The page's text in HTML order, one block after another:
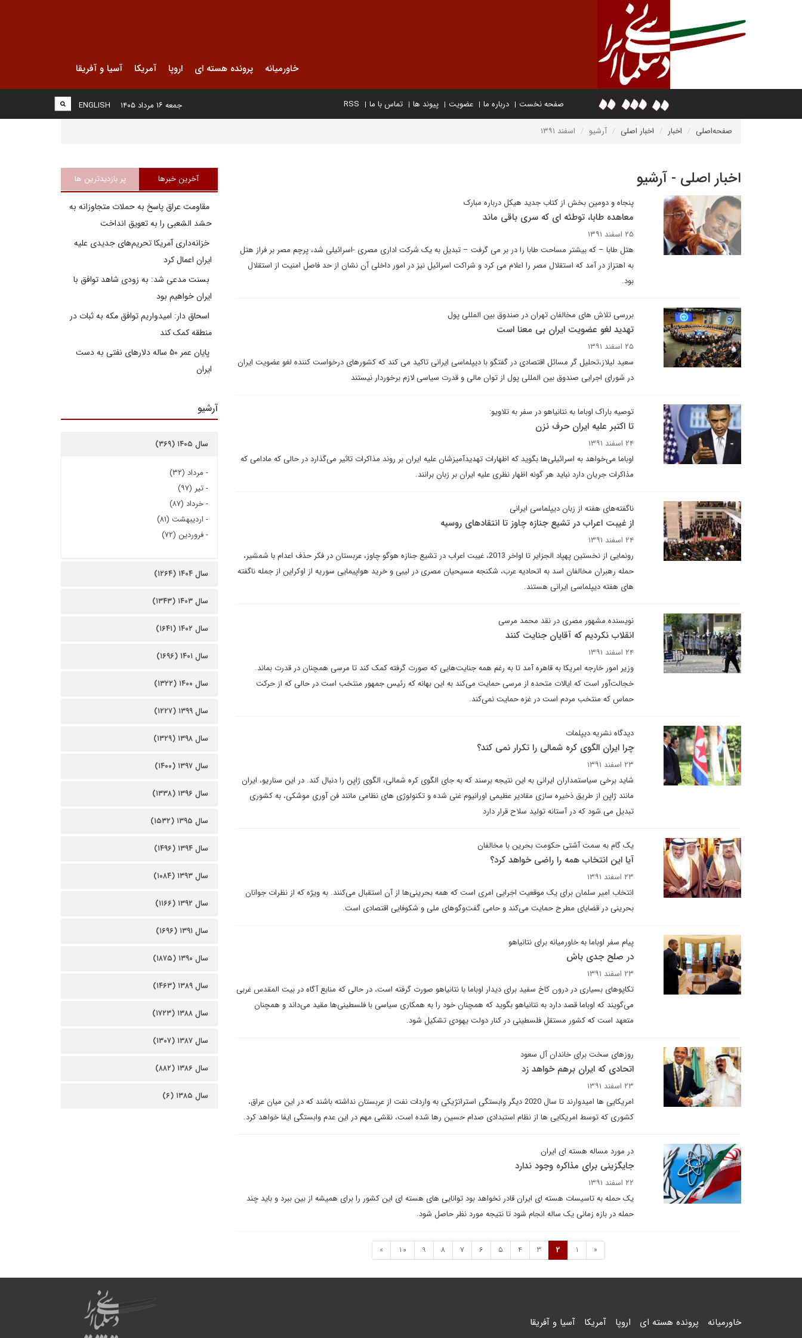
خاورمیانه پرونده هسته ای اروپا آمریکا آسیا و آفریقا
صفحه نخست درباره ما عضویت پیوند ها تماس با ما RSS
ENGLISH جمعه ۱۶ مرداد ۱۴۰۵
صفحه‌اصلی اخبار اخبار اصلی آرشیو اسفند ۱۳۹۱
اخبار اصلی - آرشیو
پنجاه و دومین بخش از کتاب جدید هیکل درباره مبارک
معاهده طابا، توطئه ای که سری باقی ماند
۲۵ اسفند ۱۳۹۱
هتل طابا – که بیشتر مساحت طابا را در بر می گرفت – تبدیل به یک شرکت اداری مصری -اسرائیلی شد، پرچم مصر بر فراز هتل
به اهتزاز در آمد که استقلال مصر را اعلام می کرد و شراکت اسرائیل نیز در امور داخلی آن نشان از حد فاصل امنیت از استقلال
بود.
بررسی تلاش های مخالفان تهران در صندوق بین المللی پول
تهدید لغو عضویت ایران بی معنا است
۲۵ اسفند ۱۳۹۱
سعید لیلاز،‌تحلیل گر مسائل اقتصادی در گفتگو با دیپلماسی ایرانی تاکید می کند که کشورهای درخواست کننده لغو عضویت ایران
در شورای اجرایی صندوق بین المللی پول از توان مالی و قدرت سیاسی لازم برخوردار نیستند
توصیه باراک اوباما به نتانیاهو در سفر به تلاویو:
تا اکتبر علیه ایران حرف نزن
۲۴ اسفند ۱۳۹۱
اوباما می‌خواهد به اسرائیلی‌ها بگوید که اظهارات تهدیدآمیزشان علیه ایران بر روند مذاکرات تاثیر می‌گذارد در حالی که مادامی که
مذاکرات جریان دارد نباید هر گونه اظهار نظری علیه ایران بر زبان برانند.
ناگفته‌های هفته از زبان دیپلماسی ایرانی
از غیبت اعراب در تشیع جنازه چاوز تا انتقادهای روسیه
۲۴ اسفند ۱۳۹۱
رونمایی از نخستین پهپاد الجزایر تا اواخر 2013، غیبت اعراب در تشیع جنازه هوگو چاوز، عربستان در فکر حذف اعدام با شمشیر،
حمله رهبران مخالفان اسد به اتحادیه عرب، شکنجه مسیحیان مصری در لیبی و خرید هواپیمایی سوریه از اوکراین از جمله ناگفته
های هفته دیپلماسی ایرانی هستند.
نویسنده مشهور مصری در نقد محمد مرسی
انقلاب نکردیم که آقایان جنایت کنند
۲۴ اسفند ۱۳۹۱
وزیر امور خارجه امریکا به قاهره آمد تا به رغم همه جنایت‌هایی که صورت گرفته کمک کند تا مرسی همچنان در قدرت بماند.
خجالت‌آور است که ایالات متحده از مرسی حمایت می‌کند به این بهانه که رئیس جمهور منتخب است در حالی که از حرکت
حماس که منتخب مردم است در غزه حمایت نمی‌کند.
دیدگاه نشریه دیپلمات
چرا ایران الگوی کره شمالی را تکرار نمی کند؟
۲۳ اسفند ۱۳۹۱
شاید برخی سیاستمداران ایرانی به این نتیجه برسند که به جای الگوی کره شمالی، الگوی ژاپن را دنبال کند. در این سناریو، ایران
مانند ژاپن از طریق ذخیره سازی مقادیر عظیمی اورانیوم غنی شده و تکنولوژی های نظامی مانند فن آوری موشکی، به کشوری
تبدیل می شود که در آستانه تولید سلاح قرار دارد
یک گام به سمت آشتی حکومت بحرین با مخالفان
آیا این انتخاب همه را راضی خواهد کرد؟
۲۳ اسفند ۱۳۹۱
انتخاب امیر سلمان برای یک موقعیت اجرایی امری است که همه بحرینی‌ها از آن استقبال می‌کنند. به ویژه که از نظرات جوانان
بحرینی در قضایای مطرح حمایت می‌کند و حامی گفت‌وگوهای ملی و شکوفایی اقتصادی است.
پیام سفر اوباما به خاورمیانه برای نتانیاهو
در صلح جدی باش
۲۳ اسفند ۱۳۹۱
تکاپوهای بسیاری در درون کاخ سفید برای دیدار اوباما با نتانیاهو صورت گرفته است، در حالی که منابع آگاه در بیت المقدس غربی
می‌گویند که اوباما قصد دارد به نتانیاهو بگوید که همچنان خود را به همکاری سیاسی با فلسطینی‌ها مقید می‌داند و همچنان
متعهد است که کشور مستقل فلسطینی در کنار دولت یهودی تشکیل شود.
روزهای سخت برای خاندان آل سعود
اتحادی که ایران برهم خواهد زد
۲۳ اسفند ۱۳۹۱
امریکایی ها امیدوارند تا سال 2020 دیگر وابستگی استراتژیکی به واردات نفت از عربستان نداشته باشند که در این میان عراق،
کشوری که توسط امریکایی ها از نظام استبدادی صدام حسین رها شده است، نقشی مهم در این عدم وابستگی ایفا خواهد کرد.
در مورد مساله هسته ای ایران
جایگزینی برای مذاکره وجود ندارد
۲۲ اسفند ۱۳۹۱
یک حمله به تاسیسات هسته ای ایران قادر نخواهد بود توانایی های هسته ای این کشور را برای همیشه از بین ببرد و باید چند
حمله در بازه زمانی یک ساله انجام شود تا نتیجه مورد نظر حاصل شود.
«
1
2
3
4
5
6
7
8
9
10
»
آخرین خبرها پر بازدیدترین ها
مقاومت عراق پاسخ به حملات متجاوزانه به
حشد الشعبی را به تعویق انداخت
خزانه‌داری آمریکا تحریم‌های جدیدی علیه
ایران اعمال کرد
بسنت مدعی شد: به زودی شاهد توافق با
ایران خواهیم بود
اسحاق دار: امیدواریم توافق مکه به ثبات در
منطقه کمک کند
پایان عمر ۵۰ ساله دلارهای نفتی به دست
ایران
آرشیو
سال ۱۴۰۵ (۳۶۹)
- مرداد (۳۲)
-تیر (۹۷)
-خرداد (۸۷)
- اردیبهشت (۸۱)
-فروردین (۷۲)
سال ۱۴۰۴ (۱۲۶۴)
سال ۱۴۰۳ (۱۳۴۳)
سال ۱۴۰۲ (۱۶۴۱)
سال ۱۴۰۱ (۱۶۹۶)
سال ۱۴۰۰ (۱۳۲۲)
سال ۱۳۹۹ (۱۲۲۷)
سال ۱۳۹۸ (۱۳۲۹)
سال ۱۳۹۷ (۱۴۰۰)
سال ۱۳۹۶ (۱۳۳۸)
سال ۱۳۹۵ (۱۵۳۲)
سال ۱۳۹۴ (۱۴۹۶)
سال ۱۳۹۳ (۱۰۸۴)
سال ۱۳۹۲ (۱۱۶۶)
سال ۱۳۹۱ (۱۶۹۶)
سال ۱۳۹۰ (۱۸۷۵)
سال ۱۳۸۹ (۱۴۶۳)
سال ۱۳۸۸ (۱۷۲۳)
سال ۱۳۸۷ (۱۳۰۷)
سال ۱۳۸۶ (۸۸۲)
سال ۱۳۸۵ (۶)
خاورمیانه پرونده هسته ای اروپا آمریکا آسیا و آفریقا